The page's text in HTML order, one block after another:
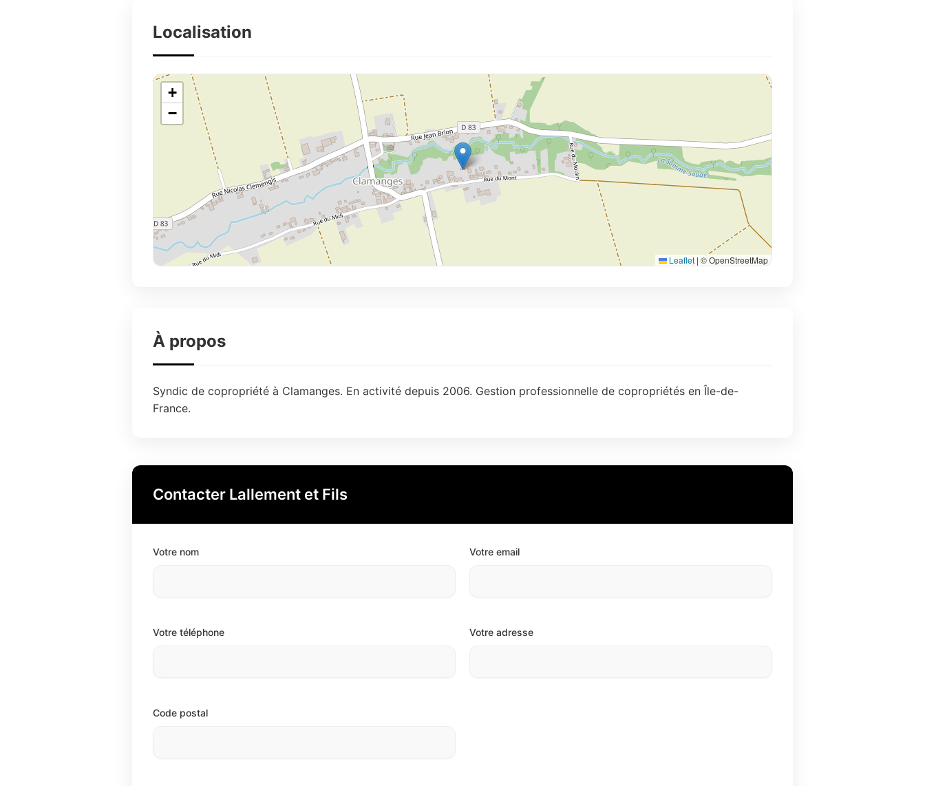
Localisation
+
−
Leaflet |© OpenStreetMap
À propos
Syndic de copropriété à Clamanges. En activité depuis 2006. Gestion professionnelle de copropriétés en Île-de-
France.
Contacter Lallement et Fils
Votre nom Votre email
Votre téléphone Votre adresse
Code postal